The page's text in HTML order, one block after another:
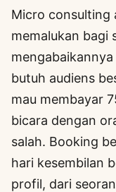
Micro consulting
memalukan bagi
butuh audiens
mau membayar
bicara dengan
salah. Booking
hari kesembilan
profil, dari